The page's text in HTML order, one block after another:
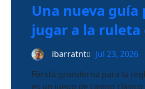
Una nueva guía
jugar a la ruleta
ibarratnt
Jul 23, 2026
Förstå grunderna para la
es un juego de casino